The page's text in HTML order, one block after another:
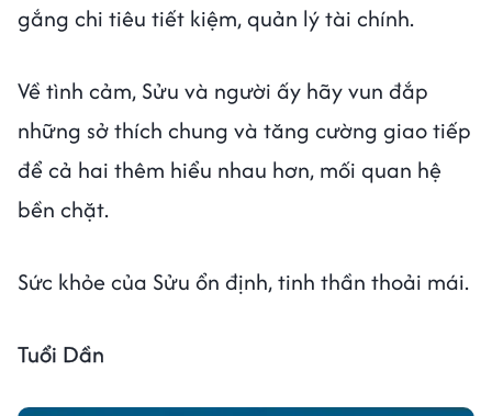
gắng chi tiêu tiết kiệm, quản lý tài chính.
Về tình cảm, Sửu và người ấy hãy vun đắp
những sở thích chung và tăng cường giao tiếp
để cả hai thêm hiểu nhau hơn, mối quan hệ
bền chặt.
Sức khỏe của Sửu ổn định, tinh thần thoải mái.
Tuổi Dần